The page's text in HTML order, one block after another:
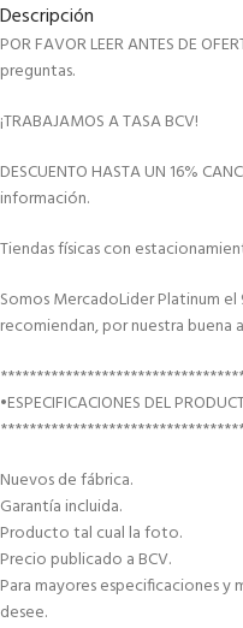
Descripción
POR FAVOR LEER ANTES DE
preguntas.
¡TRABAJAMOS A TASA BCV!
DESCUENTO HASTA UN 16%
información.
Tiendas físicas con
Somos MercadoLider Platinum
recomiendan, por nuestra buena
•ESPECIFICACIONES DEL
Nuevos de fábrica.
Garantía incluida.
Producto tal cual la foto.
Precio publicado a BCV.
Para mayores especificaciones y
desee.